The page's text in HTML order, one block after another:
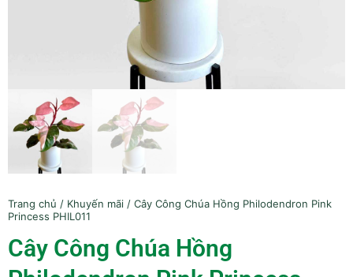
Trang chủ / Khuyến mãi / Cây Công Chúa Hồng Philodendron Pink
Princess PHIL011
Cây Công Chúa Hồng